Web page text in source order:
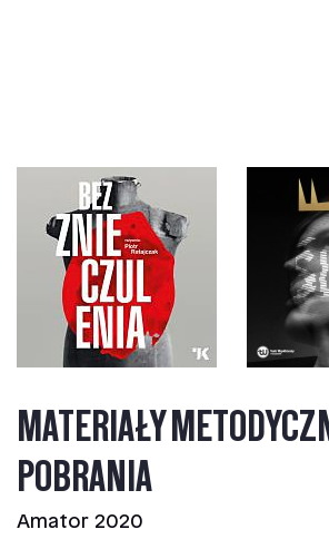
MATERIAŁY
POBRANIA
Amator 2020